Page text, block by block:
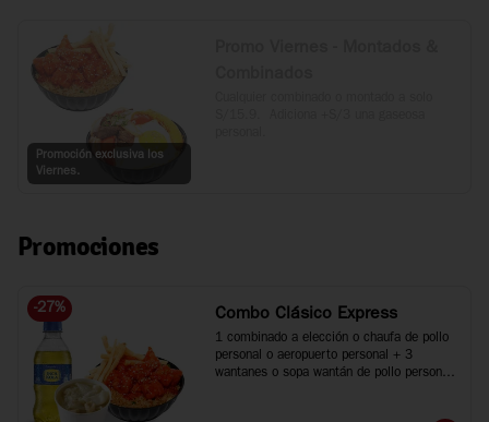
Promoción exclusiva los
Viernes.
Promociones
-27% Combo Clásico Express
1 combinado a elección o chaufa de pollo
personal o aeropuerto personal + 3
wantanes o sopa wantán de pollo personal